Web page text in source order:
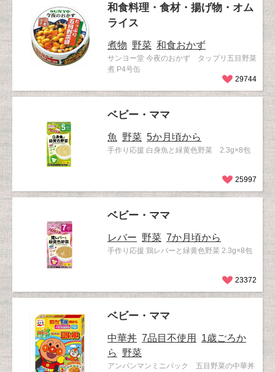
和食料理・食材・揚げ物・オム
ライス
煮物 野菜 和食おかず
サンヨー堂 今夜のおかず タップリ五目野菜
煮 P4号缶
29744
ベビー・ママ
魚 野菜 5か月頃から
手作り応援 白身魚と緑黄色野菜 2.3g×8包
25997
ベビー・ママ
レバー 野菜 7か月頃から
手作り応援 鶏レバーと緑黄色野菜 2.3g×8包
23372
ベビー・ママ
中華丼 7品目不使用
1歳ごろか
ら
野菜
アンパンマンミニパック 五目野菜の中華丼